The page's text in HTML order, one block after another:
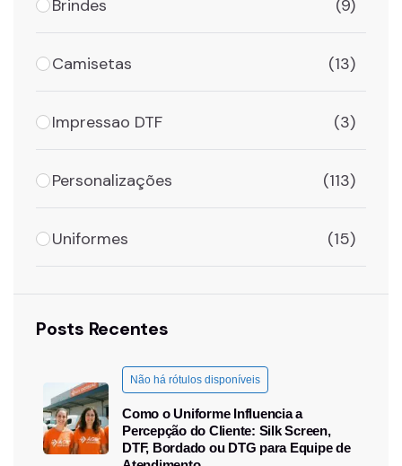
Brindes (9)
Camisetas (13)
Impressao DTF (3)
Personalizações (113)
Uniformes (15)
Posts Recentes
Não há rótulos disponíveis
Como o Uniforme Influencia a
Percepção do Cliente: Silk Screen,
DTF, Bordado ou DTG para Equipe de